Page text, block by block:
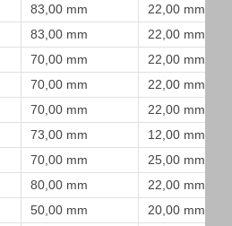
83,00 mm
22,00 mm
83,00 mm
22,00 mm
70,00 mm
22,00 mm
70,00 mm
22,00 mm
70,00 mm
22,00 mm
73,00 mm
12,00 mm
70,00 mm
25,00 mm
80,00 mm
22,00 mm
50,00 mm
20,00 mm